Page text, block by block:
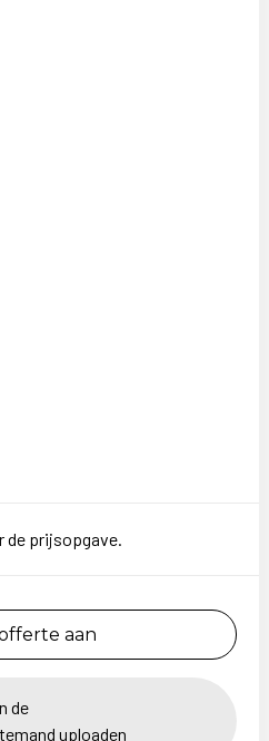
de prijsopgave.
aan
de
uploaden